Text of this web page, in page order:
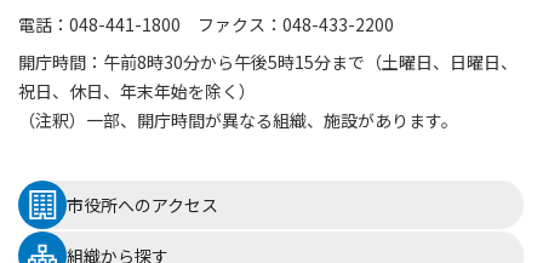
電話：048-441-1800 ファクス：048-433-2200
開庁時間：午前8時30分から午後5時15分まで（土曜日、日曜日、
祝日、休日、年末年始を除く）
（注釈）一部、開庁時間が異なる組織、施設があります。
市役所へのアクセス
組織から探す